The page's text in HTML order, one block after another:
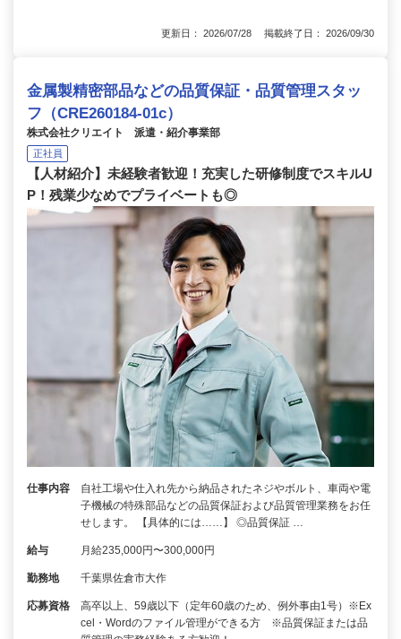
更新日： 2026/07/28 掲載終了日： 2026/09/30
金属製精密部品などの品質保証・品質管理スタッ
フ（CRE260184-01c）
株式会社クリエイト 派遣・紹介事業部
正社員
【人材紹介】未経験者歓迎！充実した研修制度でスキルU
P！残業少なめでプライベートも◎
仕事内容
自社工場や仕入れ先から納品されたネジやボルト、車両や電
子機械の特殊部品などの品質保証および品質管理業務をお任
せします。 【具体的には……】 ◎品質保証 …
給与 月給235,000円〜300,000円
勤務地 千葉県佐倉市大作
応募資格
高卒以上、59歳以下（定年60歳のため、例外事由1号）※Ex
cel・Wordのファイル管理ができる方 ※品質保証または品